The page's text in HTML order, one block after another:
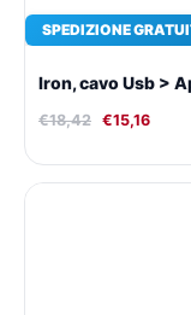
SPEDIZIONE
Iron, cavo Usb >
€18,42 €15,16